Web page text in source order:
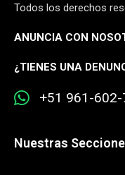
Todos los derechos
ANUNCIA CON
¿TIENES UNA
+51 961-602-
Nuestras